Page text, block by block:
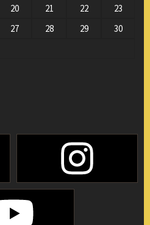
20 21 22
23
27 28 29
30